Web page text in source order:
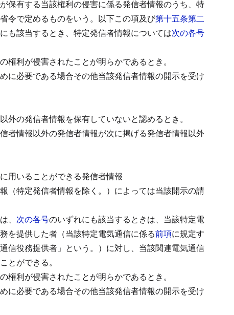
保有する当該権利の侵害に係る発信者情報のうち、特
令で定めるものをいう。以下この項及び第十五条第二
も該当するとき、特定発信者情報については次の各号
利が侵害されたことが明らかであるとき。
に必要である場合その他当該発信者情報の開示を受け
の発信者情報を保有していないと認めるとき。
者情報以外の発信者情報が次に掲げる発信者情報以外
用いることができる発信者情報
（特定発信者情報を除く。）によっては当該開示の請
、 次の各号のいずれにも該当するときは、当該特定電
を提供した者（当該特定電気通信に係る前項に規定す
信役務提供者」という。）に対し、当該関連電気通信
とができる。
利が侵害されたことが明らかであるとき。
に必要である場合その他当該発信者情報の開示を受け